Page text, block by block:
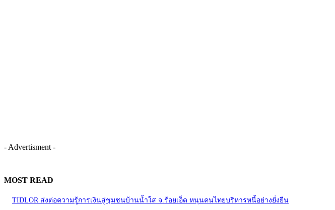
- Advertisment -
MOST READ
TIDLOR ส่งต่อความรู้การเงินสู่ชุมชนบ้านน้ำใส จ.ร้อยเอ็ด หนุนคนไทยบริหารหนี้อย่างยั่งยืน